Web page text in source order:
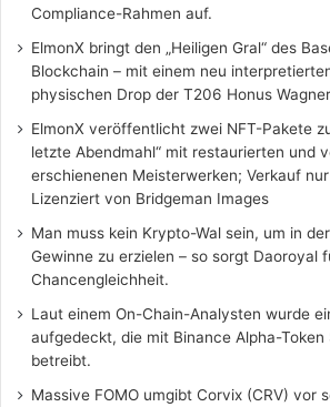
Compliance-Rahmen auf.
ElmonX bringt den „Heiligen Gral“ des
Blockchain – mit einem neu
physischen Drop der T206 Honus
ElmonX veröffentlicht zwei NFT-Pakete
letzte Abendmahl“ mit restaurierten und
erschienenen Meisterwerken; Verkauf
Lizenziert von Bridgeman Images
Man muss kein Krypto-Wal sein, um in
Gewinne zu erzielen – so sorgt Daoroyal
Chancengleichheit.
Laut einem On-Chain-Analysten wurde
aufgedeckt, die mit Binance Alpha-
betreibt.
Massive FOMO umgibt Corvix (CRV) vor